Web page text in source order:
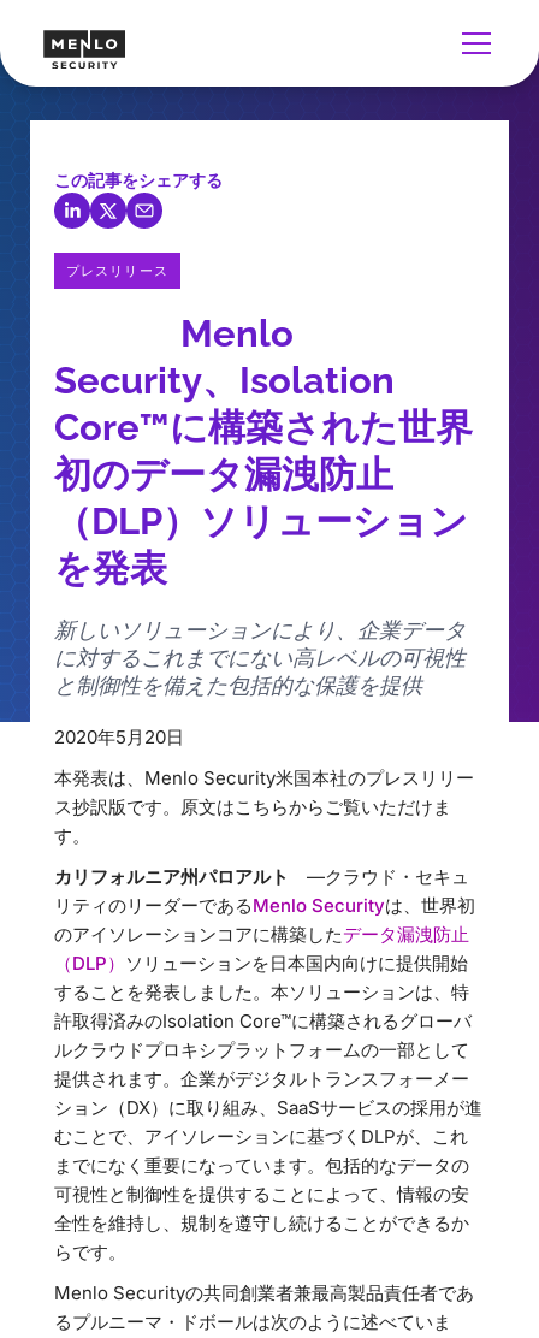
この記事をシェアする
プレスリリース
Menlo
Security、Isolation
Core™に構築された世界
初のデータ漏洩防止
（DLP）ソリューション
を発表
新しいソリューションにより、企業データ
に対するこれまでにない高レベルの可視性
と制御性を備えた包括的な保護を提供
2020年5月20日
本発表は、Menlo Security米国本社のプレスリリー
ス抄訳版です。原文はこちらからご覧いただけま
す。
カリフォルニア州パロアルト
—クラウド・セキュ
リティのリーダーであるMenlo Securityは、世界初
のアイソレーションコアに構築したデータ漏洩防止
（DLP） ソリューションを日本国内向けに提供開始
することを発表しました。本ソリューションは、特
許取得済みのIsolation Core™に構築されるグローバ
ルクラウドプロキシプラットフォームの一部として
提供されます。企業がデジタルトランスフォーメー
ション（DX）に取り組み、SaaSサービスの採用が進
むことで、アイソレーションに基づくDLPが、これ
までになく重要になっています。包括的なデータの
可視性と制御性を提供することによって、情報の安
全性を維持し、規制を遵守し続けることができるか
らです。
Menlo Securityの共同創業者兼最高製品責任者であ
るプルニーマ・ドボールは次のように述べていま